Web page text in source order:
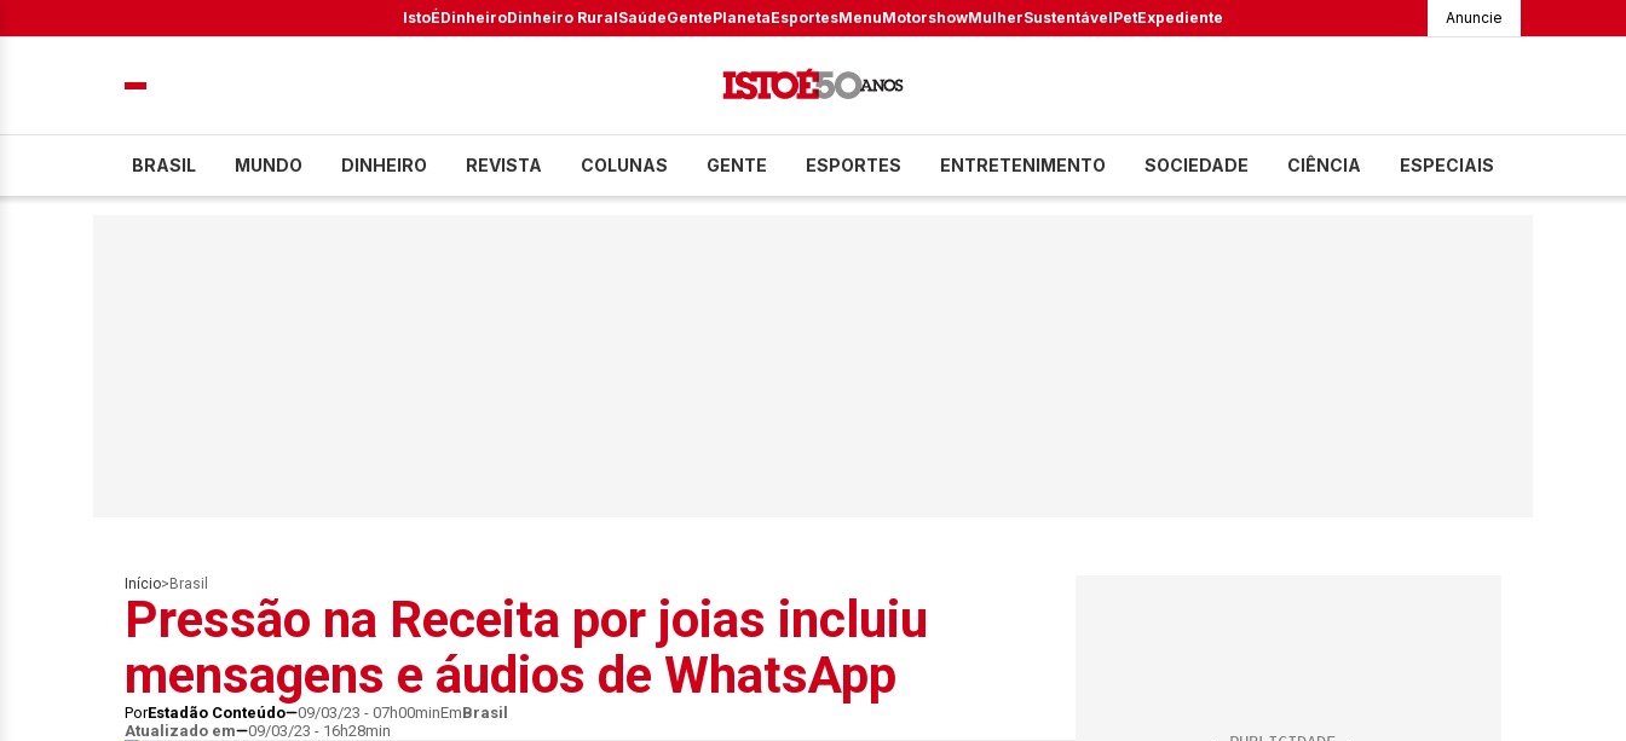
IstoÉDinheiroDinheiro RuralSaúdeGentePlanetaEsportesMenuMotorshowMulherSustentávelPetExpediente Anuncie
BRASIL MUNDO DINHEIRO REVISTA COLUNAS GENTE ESPORTES ENTRETENIMENTO SOCIEDADE CIÊNCIA ESPECIAIS
Início> Brasil
Pressão na Receita por joias incluiu
mensagens e áudios de WhatsApp
PorEstadão Conteúdo 09/03/23 - 07h00minEmBrasil
Atualizado em
09/03/23 - 16h28min